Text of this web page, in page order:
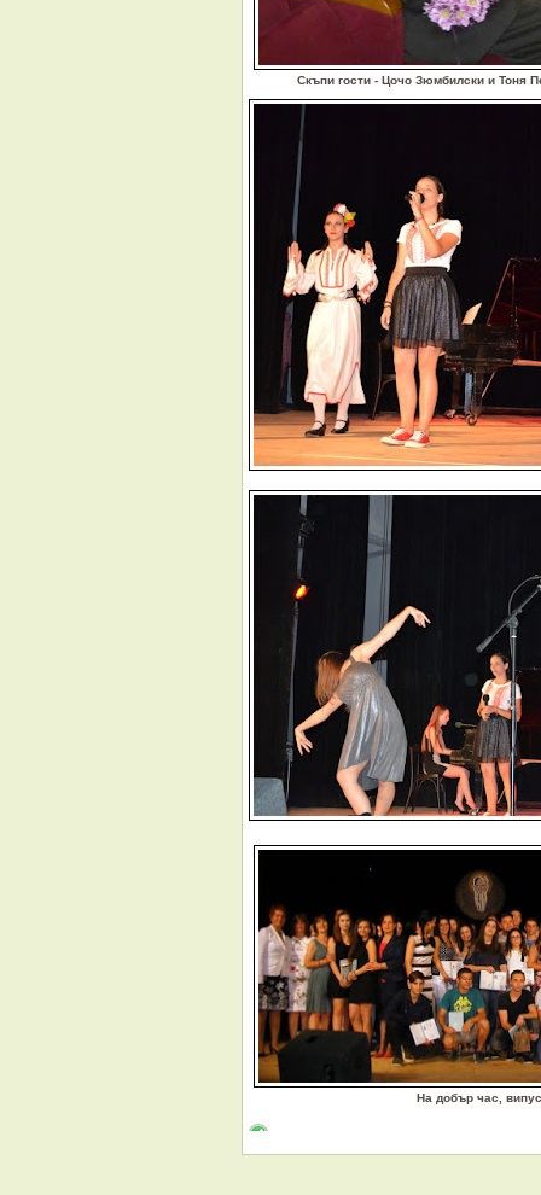
Скъпи гости - Цочо Зюмбилски и Тоня
На добър час,